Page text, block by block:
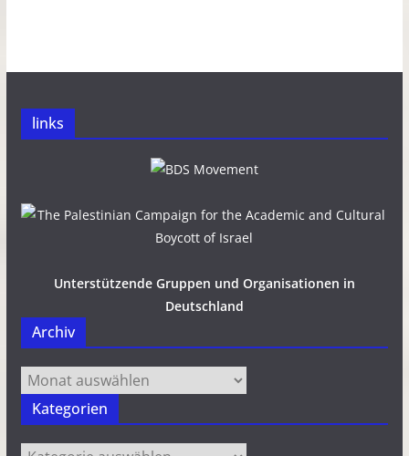
links
Unterstützende Gruppen und Organisationen in
Deutschland
Archiv
Archiv
Kategorien